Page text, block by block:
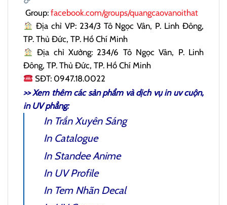
Group: facebook.com/groups/quangcaovanoithat
Địa chỉ VP: 234/3 Tô Ngọc Vân, P. Linh Đông,
TP. Thủ Đức, TP. Hồ Chí Minh
Địa chỉ Xưởng: 234/6 Tô Ngọc Vân, P. Linh
Đông, TP. Thủ Đức, TP. Hồ Chí Minh
SĐT: 0947.18.0022
>> Xem thêm các sản phẩm và dịch vụin uv cuộn,
in UV phẳng:
In Trần Xuyên Sáng
In Catalogue
In Standee Anime
In UV Profile
In Tem Nhãn Decal